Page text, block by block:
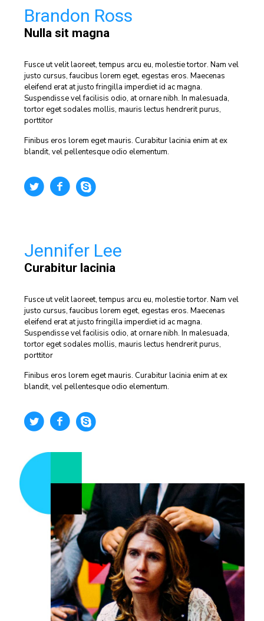
Brandon Ross
Nulla sit magna
Fusce ut velit laoreet, tempus arcu eu, molestie tortor. Nam vel
justo cursus, faucibus lorem eget, egestas eros. Maecenas
eleifend erat at justo fringilla imperdiet id ac magna.
Suspendisse vel facilisis odio, at ornare nibh. In malesuada,
tortor eget sodales mollis, mauris lectus hendrerit purus,
porttitor
Finibus eros lorem eget mauris. Curabitur lacinia enim at ex
blandit, vel pellentesque odio elementum.
Jennifer Lee
Curabitur lacinia
Fusce ut velit laoreet, tempus arcu eu, molestie tortor. Nam vel
justo cursus, faucibus lorem eget, egestas eros. Maecenas
eleifend erat at justo fringilla imperdiet id ac magna.
Suspendisse vel facilisis odio, at ornare nibh. In malesuada,
tortor eget sodales mollis, mauris lectus hendrerit purus,
porttitor
Finibus eros lorem eget mauris. Curabitur lacinia enim at ex
blandit, vel pellentesque odio elementum.